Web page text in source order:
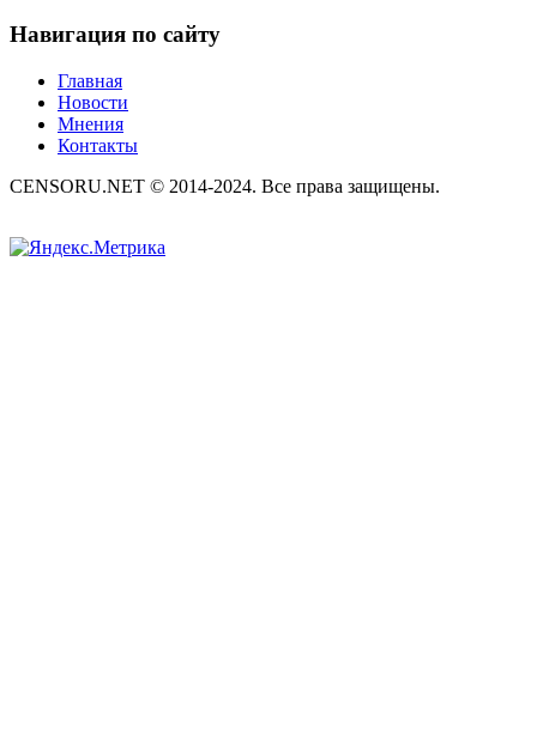
Навигация по сайту
Главная
Новости
Мнения
Контакты
CENSORU.NET © 2014-2024. Все права защищены.